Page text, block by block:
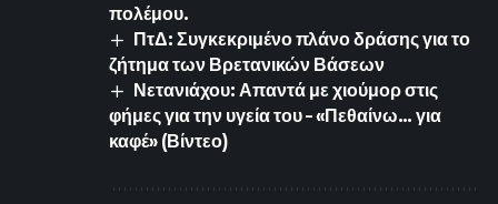
πολέμου.
ΠτΔ: Συγκεκριμένο πλάνο δράσης για το
ζήτημα των Βρετανικών Βάσεων
Νετανιάχου: Απαντά με χιούμορ στις
φήμες για την υγεία του – «Πεθαίνω… για
καφέ» (Βίντεο)